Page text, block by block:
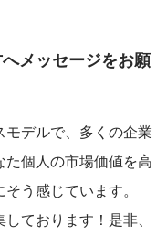
メッセージをお願
デルで、多くの企業
個人の市場価値を高
う感じています。
ております！是非、